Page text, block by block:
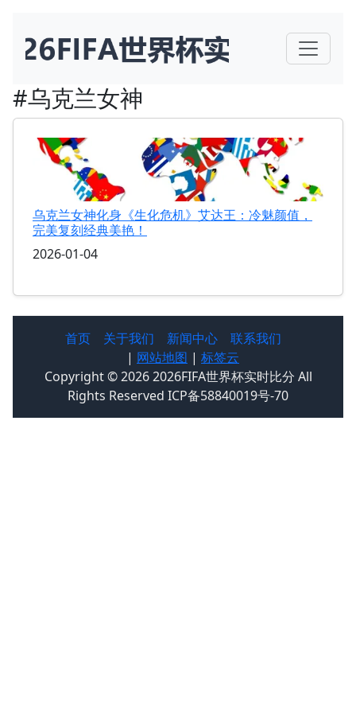
#乌克兰女神
乌克兰女神化身《生化危机》艾达王：冷魅颜值，
完美复刻经典美艳！
2026-01-04
首页 关于我们 新闻中心
联系我们
| 网站地图 | 标签云
Copyright © 2026 2026FIFA世界杯实时比分 All
Rights Reserved ICP备58840019号-70